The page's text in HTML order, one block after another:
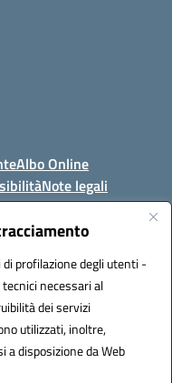
profilazione degli utenti -
necessari al
dei servizi
utilizzati, inoltre,
disposizione da Web
Albo Online
Note legali
Greco (NA)
- Cod.Fisc. 95170530638